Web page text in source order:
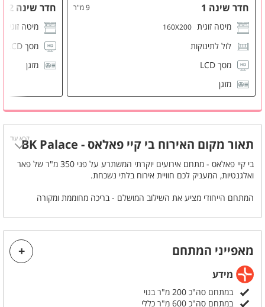
חדר שינה 1 9 מ"ר
מיטה זוגית 160X200
לול לתינוקות
מסך LCD
מזגן
חדר שינה 2
מיטה זוגית
מסך LCD
מזגן
תאור מקום האירוח בי קיי פאלאס - BK Palace
בי קיי פאלאס - מתחם אירועים יוקרתי המשתרע על פני 350 מ"ר של פאר
ואלגנטיות, המעניק לכם חוויית אירוח בלתי נשכחת.
המתחם הייחודי מציע את השילוב המושלם - בריכה מחוממת ומקורה
בטוב טעם. כל פרט במקום תוכנן בקפידה כדי ליצור אווירה מושלמת לכל סוג
של אירוע.
בין אם אתם מתכננים מסיבה אינטימית או אירוע משפחתי, הציוד הטכנולוגי
המתקדם והמתקנים המגוונים שלנו יהפכו את האירוע שלכם לחוויה שתיזכר
לשנים רבות. בואו לגלות איך החלום שלכם הופך למציאות מרהיבה בבי קיי
פאלאס.
קרא עוד
מאפייני המתחם
מידע
במתחם סה"כ 200 מ"ר בנוי
במתחם סה"כ 600 מ"ר כללי